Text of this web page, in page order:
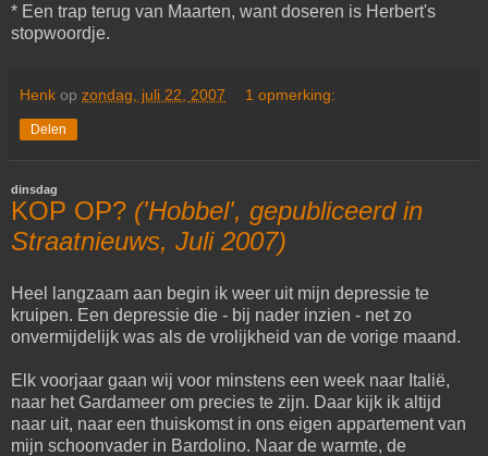
* Een trap terug van Maarten, want doseren is Herbert's
stopwoordje.
Henk op zondag, juli 22, 2007 1 opmerking:
Delen
dinsdag
KOP OP? ('Hobbel', gepubliceerd in
Straatnieuws, Juli 2007)
Heel langzaam aan begin ik weer uit mijn depressie te
kruipen. Een depressie die - bij nader inzien - net zo
onvermijdelijk was als de vrolijkheid van de vorige maand.
Elk voorjaar gaan wij voor minstens een week naar Italië,
naar het Gardameer om precies te zijn. Daar kijk ik altijd
naar uit, naar een thuiskomst in ons eigen appartement van
mijn schoonvader in Bardolino. Naar de warmte, de